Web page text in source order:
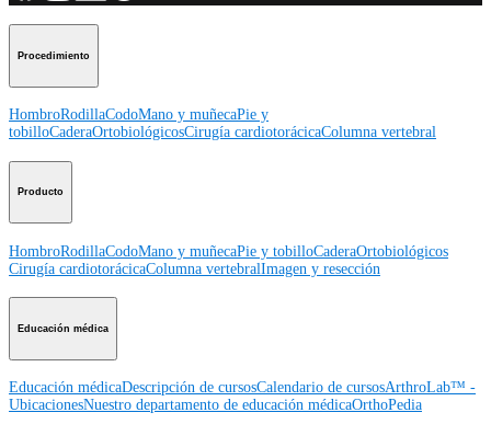
Procedimiento
HombroRodillaCodoMano y muñecaPie y
tobilloCaderaOrtobiológicosCirugía cardiotorácicaColumna vertebral
Producto
HombroRodillaCodoMano y muñecaPie y tobilloCaderaOrtobiológicos
Cirugía cardiotorácicaColumna vertebralImagen y resección
Educación médica
Educación médicaDescripción de cursosCalendario de cursosArthroLab™ -
UbicacionesNuestro departamento de educación médicaOrthoPedia